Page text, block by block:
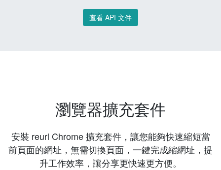
查看 API 文件
瀏覽器擴充套件
安裝 reurl Chrome 擴充套件，讓您能夠快速縮短當
前頁面的網址，無需切換頁面，一鍵完成縮網址，提
升工作效率，讓分享更快速更方便。